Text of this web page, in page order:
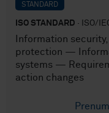
STANDARD
ISO STANDARD · ISO/
Information
protection —
systems —
action changes